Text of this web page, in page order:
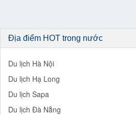
Địa điểm HOT trong nước
Du lịch Hà Nội
Du lịch Hạ Long
Du lịch Sapa
Du lịch Đà Nẵng